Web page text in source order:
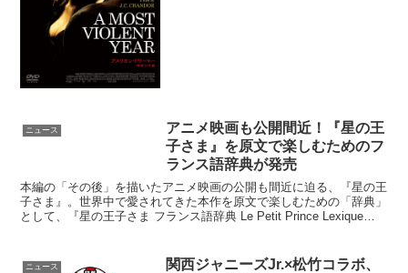
ニュース
アニメ映画も公開間近！『星の王
子さま』を原文で楽しむためのフ
ランス語辞典が発売
本編の「その後」を描いたアニメ映画の公開も間近に迫る、『星の王
子さま』。世界中で愛されてきた本作を原文で楽しむための「辞典」
として、『星の王子さま フランス語辞典 Le Petit Prince Lexique
ニュース
関西ジャニーズJr.×松竹コラボ、